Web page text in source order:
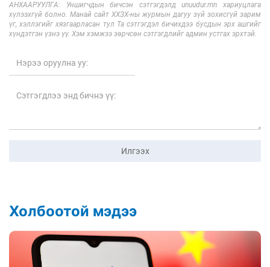
АНХААРУУЛГА: Уншигчдын бичсэн сэтгэгдэлд unuudur.mn хариуцлага
хүлээхгүй болно. Манай сайт ХХЗХ-ны журмын дагуу зүй зохисгүй зарим
үг, хэллэгийг хязгаарласан тул Та сэтгэгдэл бичихдээ бусдын эрх ашгийг
хүндэтгэн үзнэ үү. Хэм хэмжээ зөрчсөн сэтгэгдлийг админ устгах эрхтэй.
Илгээх
Холбоотой мэдээ